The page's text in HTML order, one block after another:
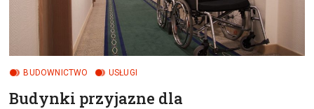
BUDOWNICTWO USŁUGI
Budynki przyjazne dla